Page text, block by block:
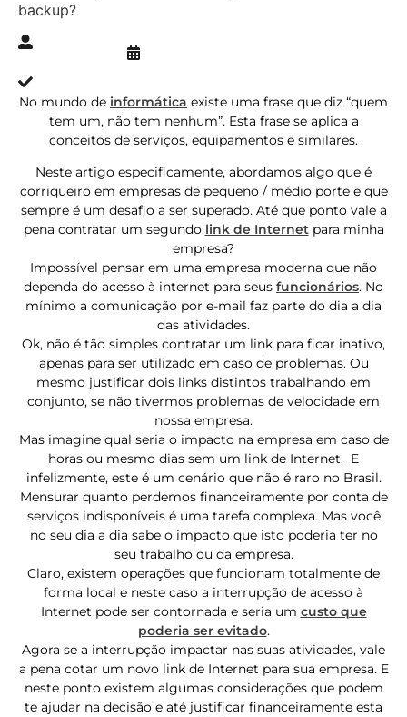
backup?
No mundo de informática existe uma frase que diz “quem
tem um, não tem nenhum”. Esta frase se aplica a
conceitos de serviços, equipamentos e similares.
Neste artigo especificamente, abordamos algo que é
corriqueiro em empresas de pequeno / médio porte e que
sempre é um desafio a ser superado. Até que ponto vale a
pena contratar um segundo link de Internetpara minha
empresa?
Impossível pensar em uma empresa moderna que não
dependa do acesso à internet para seus funcionários. No
mínimo a comunicação por e-mail faz parte do dia a dia
das atividades.
Ok, não é tão simples contratar um link para ficar inativo,
apenas para ser utilizado em caso de problemas. Ou
mesmo justificar dois links distintos trabalhando em
conjunto, se não tivermos problemas de velocidade em
nossa empresa.
Mas imagine qual seria o impacto na empresa em caso de
horas ou mesmo dias sem um link de Internet. E
infelizmente, este é um cenário que não é raro no Brasil.
Mensurar quanto perdemos financeiramente por conta de
serviços indisponíveis é uma tarefa complexa. Mas você
no seu dia a dia sabe o impacto que isto poderia ter no
seu trabalho ou da empresa.
Claro, existem operações que funcionam totalmente de
forma local e neste caso a interrupção de acesso à
Internet pode ser contornada e seria um custo que
poderia ser evitado.
Agora se a interrupção impactar nas suas atividades, vale
a pena cotar um novo link de Internet para sua empresa. E
neste ponto existem algumas considerações que podem
te ajudar na decisão e até justificar financeiramente esta